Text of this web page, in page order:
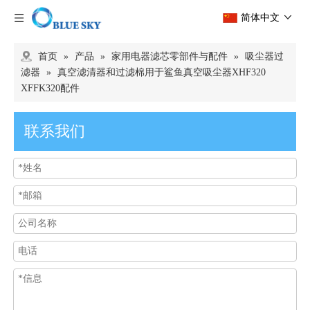
简体中文
首页 » 产品 » 家用电器滤芯零部件与配件 » 吸尘器过
滤器
» 真空滤清器和过滤棉用于鲨鱼真空吸尘器XHF320
XFFK320配件
联系我们